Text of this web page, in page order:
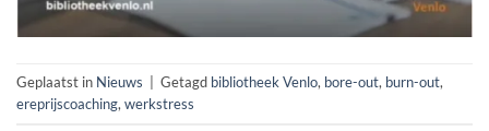
Geplaatst in Nieuws Getagd bibliotheek Venlo, bore-out, burn-out,
ereprijscoaching, werkstress